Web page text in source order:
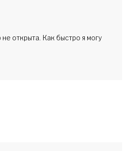
открыта. Как быстро я могу